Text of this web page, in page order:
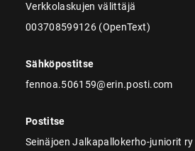
Verkkolaskujen välittäjä
003708599126 (OpenText)
Sähköpostitse
fennoa.506159@erin.posti.com
Postitse
Seinäjoen Jalkapallokerho-juniorit ry